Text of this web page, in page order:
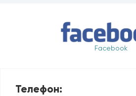
Facebook
Телефон: